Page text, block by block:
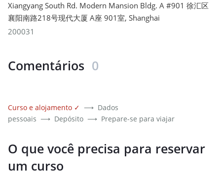
Xiangyang South Rd. Modern Mansion Bldg. A #901 徐汇区
襄阳南路218号现代大厦 A座 901室, Shanghai
200031
Comentários 0
Curso e alojamento ✓ ⟶ Dados
pessoais ⟶ Depósito ⟶ Prepare-se para viajar
O que você precisa para reservar
um curso